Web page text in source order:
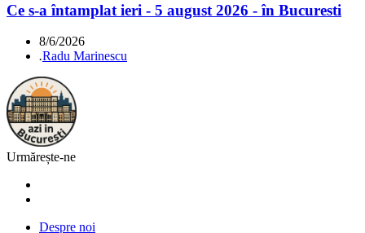
Ce s-a întamplat ieri - 5 august 2026 - în Bucuresti
8/6/2026
.Radu Marinescu
Urmărește-ne
Despre noi